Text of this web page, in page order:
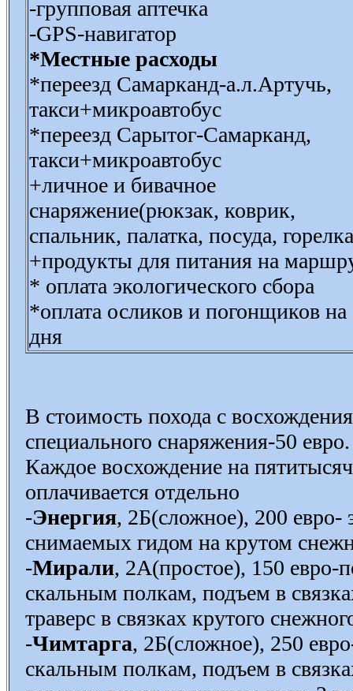
-групповая аптечка
-GPS-навигатор
*Местные расходы
*переезд Самарканд-а.л.Артучь,
такси+микроавтобус
*переезд Сарытог-Самарканд,
такси+микроавтобус
+личное и бивачное
снаряжение(рюкзак, коврик,
спальник, палатка, посуда,
+продукты для питания на
* оплата экологического сбора
*оплата осликов и погонщиков на
дня
В стоимость похода с
специального снаряжения-50 евро.
Каждое восхождение на
оплачивается отдельно
-Энергия, 2Б(сложное), 200 евро-
снимаемых гидом на крутом
-Мирали, 2А(простое), 150 евро-
скальным полкам, подъем в
траверс в связках крутого
-Чимтарга, 2Б(сложное), 250
скальным полкам, подъем в